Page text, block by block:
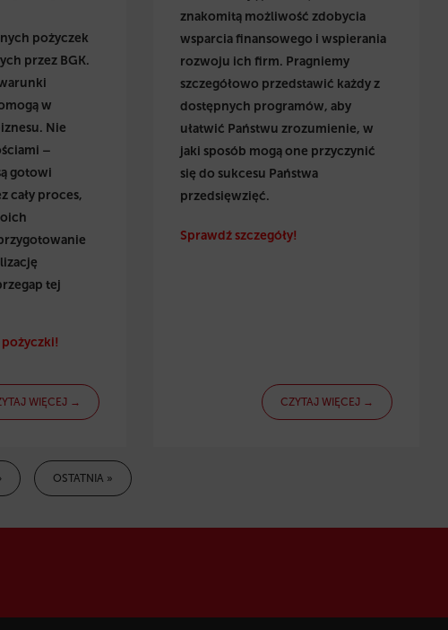
pożyczek
przez BGK.
w
Nie
–
gotowi
cały proces,
tej
pożyczki!
WIĘCEJ →
znakomitą możliwość zdobycia
wsparcia finansowego i wspierania
rozwoju ich firm. Pragniemy
szczegółowo przedstawić każdy z
dostępnych programów, aby
ułatwić Państwu zrozumienie, w
jaki sposób mogą one przyczynić
się do sukcesu Państwa
przedsięwzięć.
Sprawdź szczegóły!
CZYTAJ WIĘCEJ →
OSTATNIA »